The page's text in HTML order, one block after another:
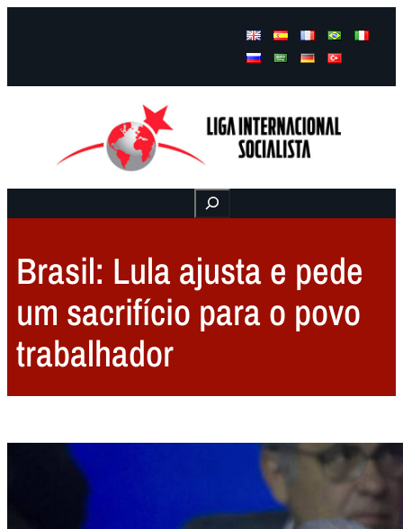
Buscar
Brasil: Lula ajusta e pede
um sacrifício para o povo
trabalhador